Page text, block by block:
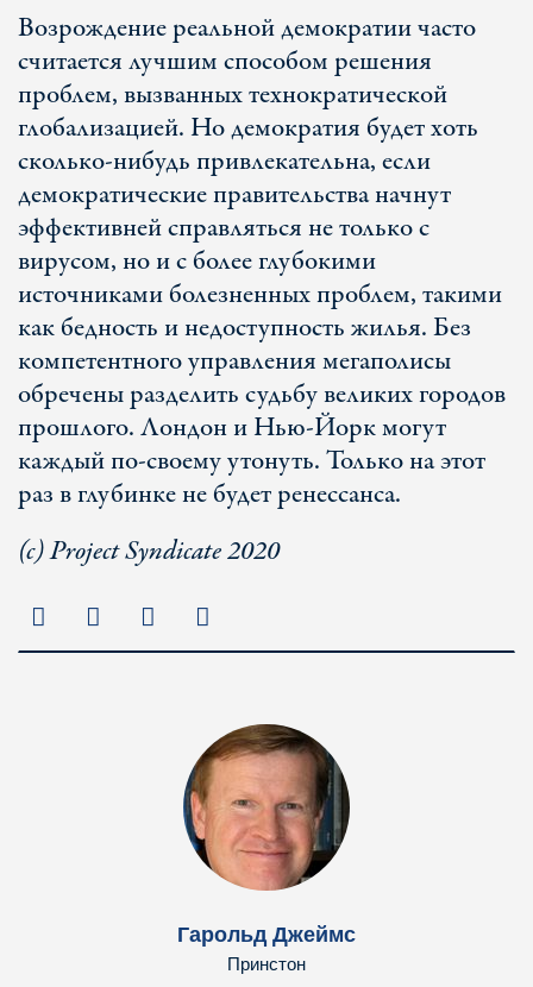
Возрождение реальной демократии часто
считается лучшим способом решения
проблем, вызванных технократической
глобализацией. Но демократия будет хоть
сколько-нибудь привлекательна, если
демократические правительства начнут
эффективней справляться не только с
вирусом, но и с более глубокими
источниками болезненных проблем, такими
как бедность и недоступность жилья. Без
компетентного управления мегаполисы
обречены разделить судьбу великих городов
прошлого. Лондон и Нью-Йорк могут
каждый по-своему утонуть. Только на этот
раз в глубинке не будет ренессанса.
(с) Project Syndicate 2020
Гарольд Джеймс
Принстон